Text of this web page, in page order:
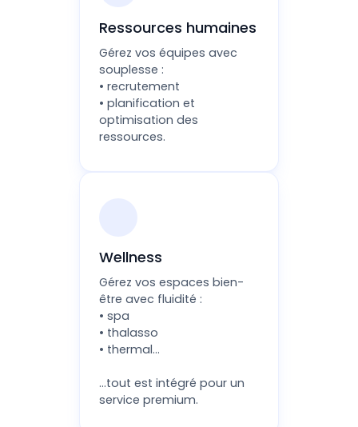
Ressources humaines
Gérez vos équipes avec
souplesse :
• recrutement
• planification et
optimisation des
ressources.
Wellness
Gérez vos espaces bien-
être avec fluidité :
• spa
• thalasso
• thermal…
...tout est intégré pour un
service premium.